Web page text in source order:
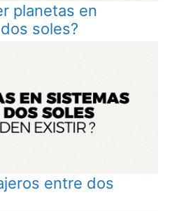
planetas en
soles?
entre dos